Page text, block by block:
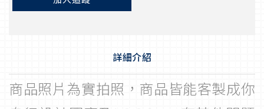
詳細介紹
商品照片為實拍照，商品皆能客製成你